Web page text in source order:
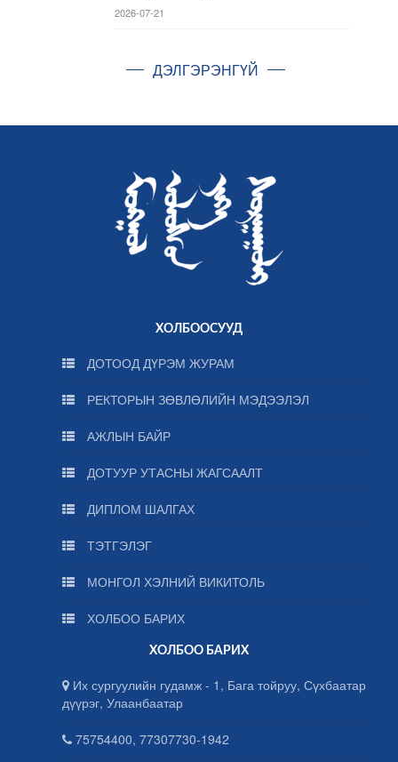
2026-07-21
ДЭЛГЭРЭНГҮЙ
ХОЛБООСУУД
ДОТООД ДҮРЭМ ЖУРАМ
РЕКТОРЫН ЗӨВЛӨЛИЙН МЭДЭЭЛЭЛ
АЖЛЫН БАЙР
ДОТУУР УТАСНЫ ЖАГСААЛТ
ДИПЛОМ ШАЛГАХ
ТЭТГЭЛЭГ
МОНГОЛ ХЭЛНИЙ ВИКИТОЛЬ
ХОЛБОО БАРИХ
ХОЛБОО БАРИХ
Их сургуулийн гудамж - 1, Бага тойруу, Сүхбаатар
дүүрэг, Улаанбаатар
75754400, 77307730-1942